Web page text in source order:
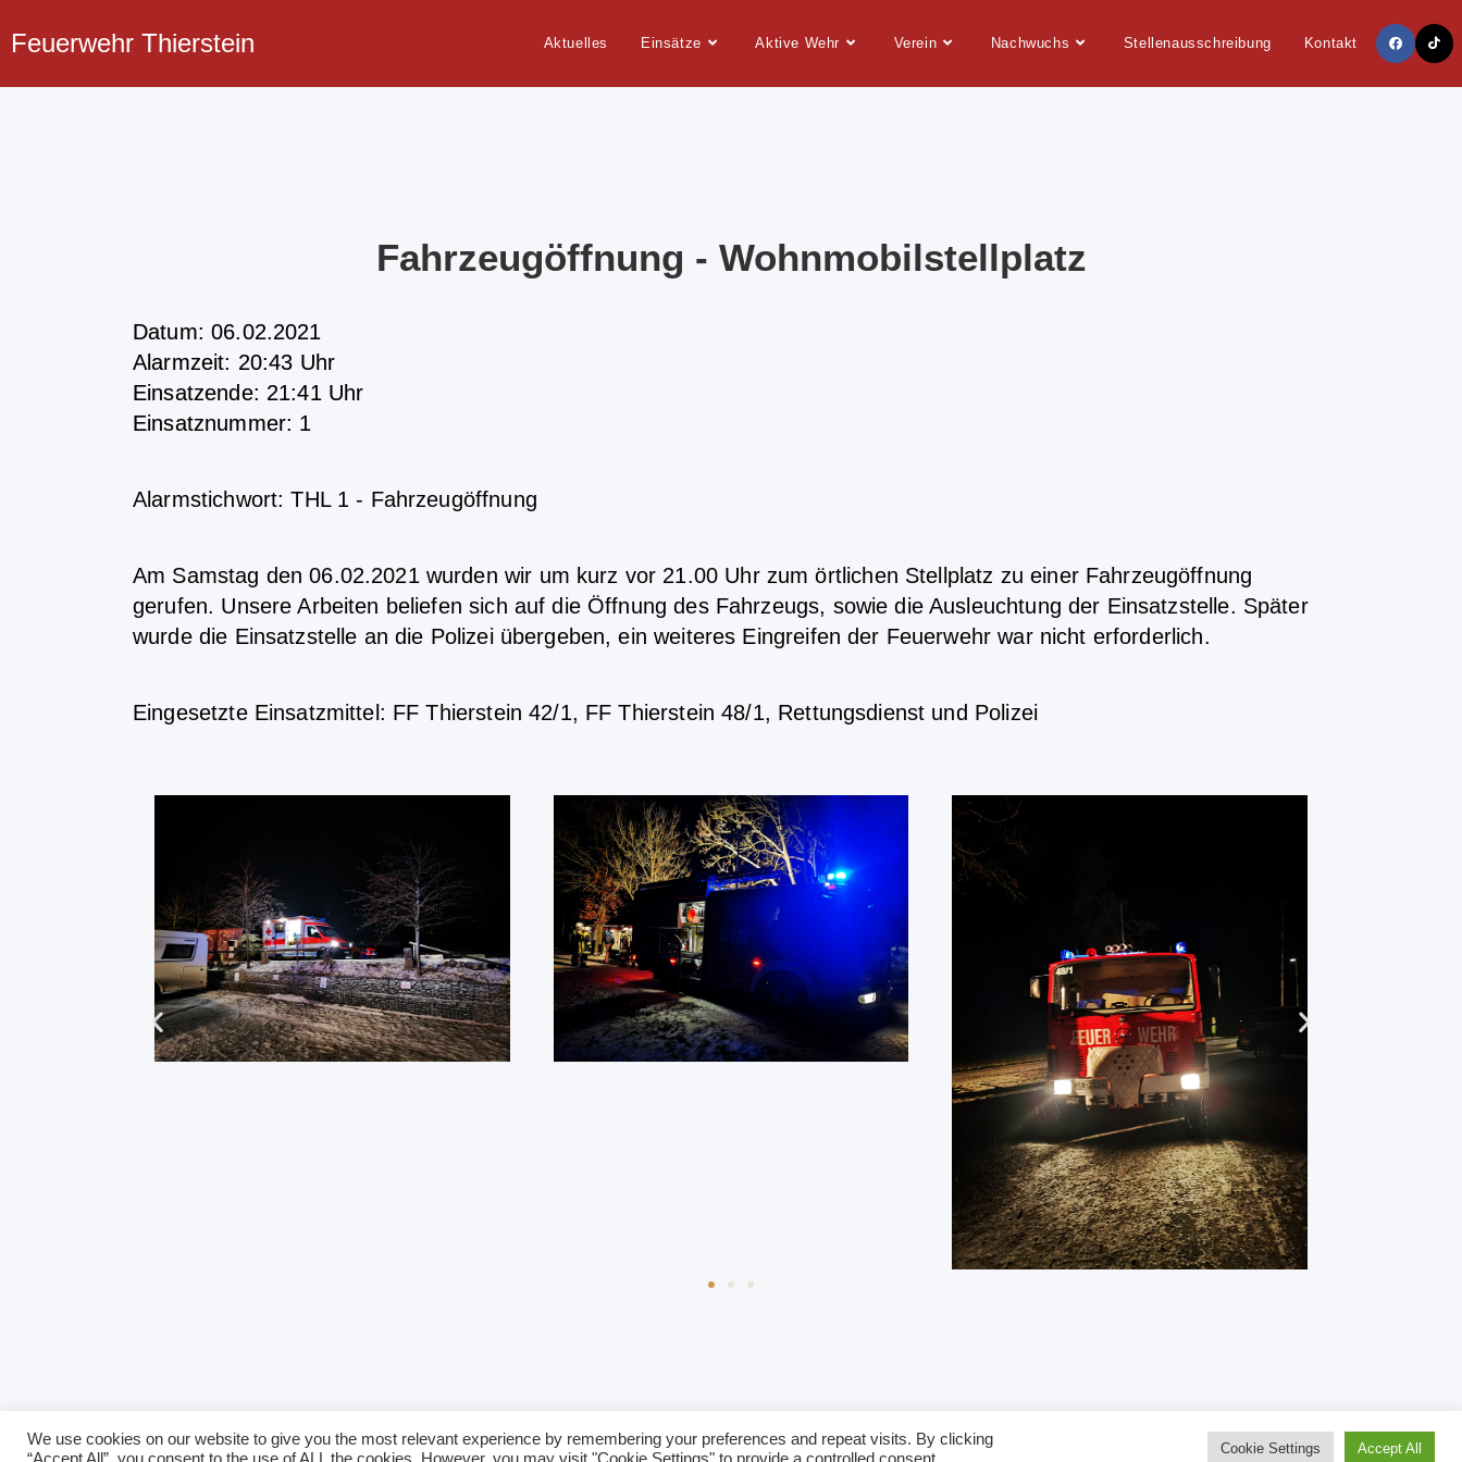
Feuerwehr Thierstein Aktuelles Einsätze Aktive Wehr Verein Nachwuchs Stellenausschreibung Kontakt
Fahrzeugöffnung - Wohnmobilstellplatz
Datum: 06.02.2021
Alarmzeit: 20:43 Uhr
Einsatzende: 21:41 Uhr
Einsatznummer: 1
Alarmstichwort: THL 1 - Fahrzeugöffnung
Am Samstag den 06.02.2021 wurden wir um kurz vor 21.00 Uhr zum örtlichen Stellplatz zu einer Fahrzeugöffnung
gerufen. Unsere Arbeiten beliefen sich auf die Öffnung des Fahrzeugs, sowie die Ausleuchtung der Einsatzstelle. Später
wurde die Einsatzstelle an die Polizei übergeben, ein weiteres Eingreifen der Feuerwehr war nicht erforderlich.
Eingesetzte Einsatzmittel: FF Thierstein 42/1, FF Thierstein 48/1, Rettungsdienst und Polizei
Impressum Datenschutz Links
We use cookies on our website to give you the most relevant experience by remembering your preferences and repeat visits. By clicking
“Accept All”, you consent to the use of ALL the cookies. However, you may visit "Cookie Settings" to provide a controlled consent.
Cookie Settings Accept All